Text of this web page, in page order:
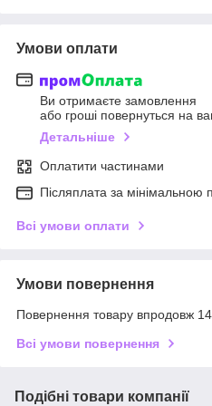
Умови оплати
Ви отримаєте замовлення
або гроші повернуться на
Детальніше
Оплатити частинами
Післяплата за мінімальною
Всі умови оплати
Умови повернення
Повернення товару впродовж
Всі умови повернення
Подібні товари компанії